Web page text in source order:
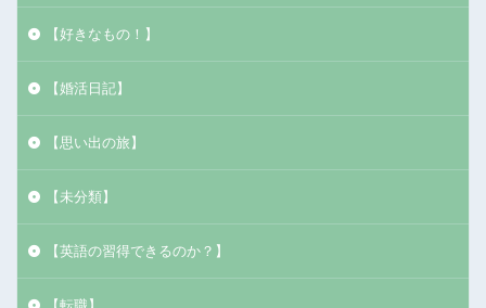
【好きなもの！】
【婚活日記】
【思い出の旅】
【未分類】
【英語の習得できるのか？】